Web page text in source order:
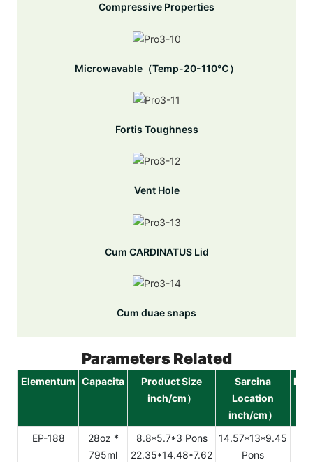
Compressive Properties
Microwavable（Temp-20-110℃）
Fortis Toughness
Vent Hole
Cum CARDINATUS Lid
Cum duae snaps
Parameters Related
Elementum Capacita
Product Size
inch/cm）
Sarcina
Location
inch/cm）
EP-188
28oz *
795ml
8.8*5.7*3 Pons
22.35*14.48*7.62
14.57*13*9.45
Pons